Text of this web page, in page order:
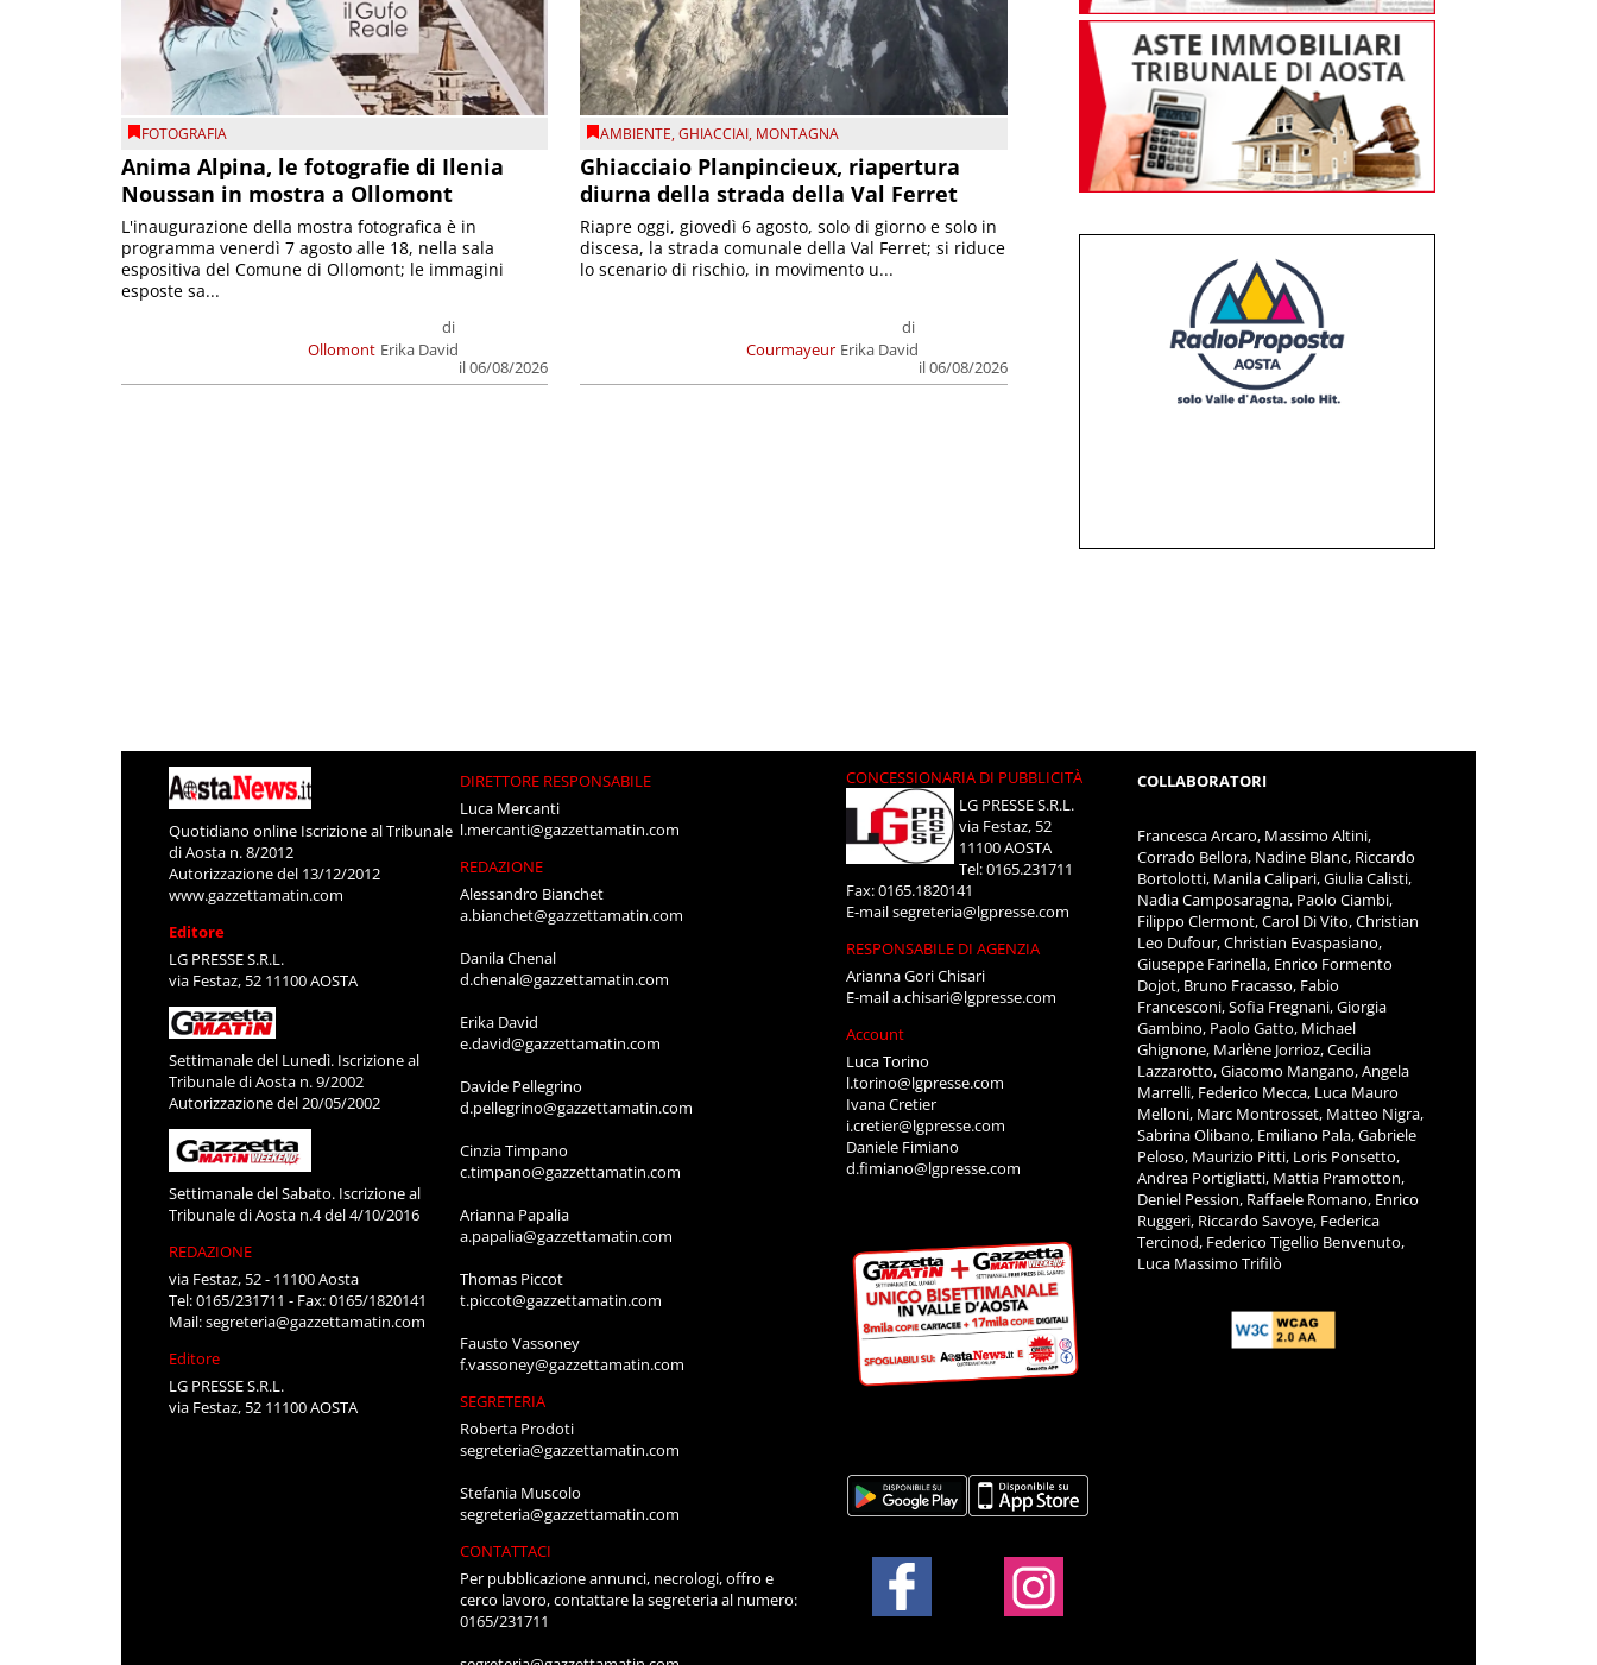
FOTOGRAFIA
Anima Alpina, le fotografie di Ilenia
Noussan in mostra a Ollomont
Ollomont
di
Erika David
il 06/08/2026
L'inaugurazione della mostra fotografica è in
programma venerdì 7 agosto alle 18, nella sala
espositiva del Comune di Ollomont; le immagini
esposte sa...
AMBIENTE,GHIACCIAI, MONTAGNA
Ghiacciaio Planpincieux, riapertura
diurna della strada della Val Ferret
Courmayeur
di
Erika David
il 06/08/2026
Riapre oggi, giovedì 6 agosto, solo di giorno e solo in
discesa, la strada comunale della Val Ferret; si riduce
lo scenario di rischio, in movimento u...
Quotidiano online Iscrizione al Tribunale
di Aosta n. 8/2012
Autorizzazione del 13/12/2012
www.gazzettamatin.com
Editore
LG PRESSE S.R.L.
via Festaz, 52 11100 AOSTA
Settimanale del Lunedì. Iscrizione al
Tribunale di Aosta n. 9/2002
Autorizzazione del 20/05/2002
Settimanale del Sabato. Iscrizione al
Tribunale di Aosta n.4 del 4/10/2016
REDAZIONE
via Festaz, 52 - 11100 Aosta
Tel: 0165/231711 - Fax: 0165/1820141
Mail:segreteria@gazzettamatin.com
Editore
LG PRESSE S.R.L.
via Festaz, 52 11100 AOSTA
DIRETTORE RESPONSABILE
Luca Mercanti
l.mercanti@gazzettamatin.com
REDAZIONE
Alessandro Bianchet
a.bianchet@gazzettamatin.com
Danila Chenal
d.chenal@gazzettamatin.com
Erika David
e.david@gazzettamatin.com
Davide Pellegrino
d.pellegrino@gazzettamatin.com
Cinzia Timpano
c.timpano@gazzettamatin.com
Arianna Papalia
a.papalia@gazzettamatin.com
Thomas Piccot
t.piccot@gazzettamatin.com
Fausto Vassoney
f.vassoney@gazzettamatin.com
SEGRETERIA
Roberta Prodoti
segreteria@gazzettamatin.com
Stefania Muscolo
segreteria@gazzettamatin.com
CONTATTACI
Per pubblicazione annunci, necrologi, offro e
cerco lavoro, contattare la segreteria al numero:
0165/231711
CONCESSIONARIA DI PUBBLICITÀ
LG PRESSE S.R.L.
via Festaz, 52
11100 AOSTA
Tel: 0165.231711
Fax: 0165.1820141
E-mailsegreteria@lgpresse.com
RESPONSABILE DI AGENZIA
Arianna Gori Chisari
E-maila.chisari@lgpresse.com
Account
Luca Torino
l.torino@lgpresse.com
Ivana Cretier
i.cretier@lgpresse.com
Daniele Fimiano
d.fimiano@lgpresse.com
COLLABORATORI
Francesca Arcaro, Massimo Altini,
Corrado Bellora, Nadine Blanc, Riccardo
Bortolotti, Manila Calipari, Giulia Calisti,
Nadia Camposaragna, Paolo Ciambi,
Filippo Clermont, Carol Di Vito, Christian
Leo Dufour, Christian Evaspasiano,
Giuseppe Farinella, Enrico Formento
Dojot, Bruno Fracasso, Fabio
Francesconi, Sofia Fregnani, Giorgia
Gambino, Paolo Gatto, Michael
Ghignone, Marlène Jorrioz, Cecilia
Lazzarotto, Giacomo Mangano, Angela
Marrelli, Federico Mecca, Luca Mauro
Melloni, Marc Montrosset, Matteo Nigra,
Sabrina Olibano, Emiliano Pala, Gabriele
Peloso, Maurizio Pitti, Loris Ponsetto,
Andrea Portigliatti, Mattia Pramotton,
Deniel Pession, Raffaele Romano, Enrico
Ruggeri, Riccardo Savoye, Federica
Tercinod, Federico Tigellio Benvenuto,
Luca Massimo Trifilò